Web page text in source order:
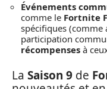
Événements
comme le Fortnite
spécifiques (comme
participation
récompenses à
La Saison 9 de